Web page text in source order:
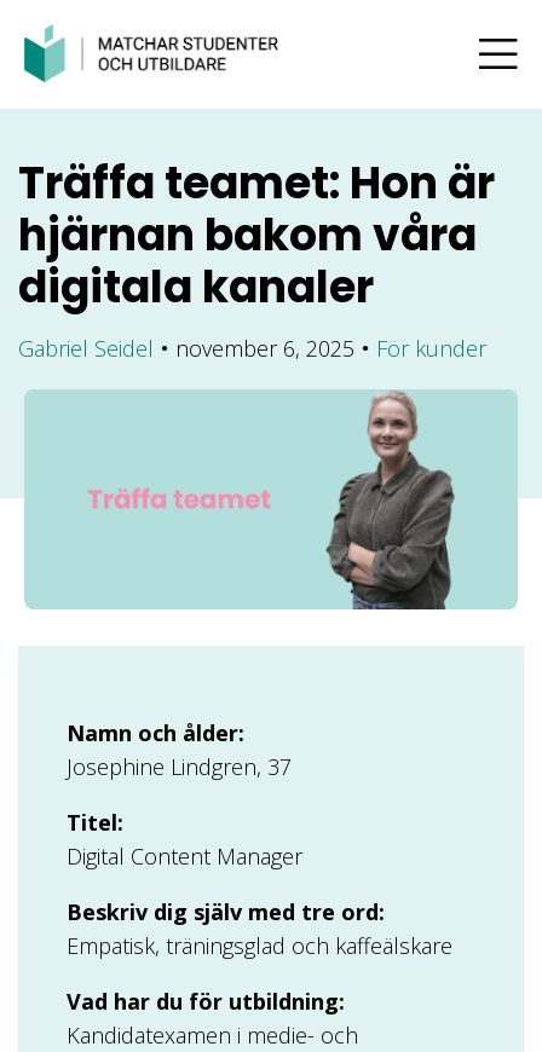
Träffa teamet: Hon är
hjärnan bakom våra
digitala kanaler
Gabriel Seidel ● november 6, 2025 ● För kunder
Namn och ålder:
Josephine Lindgren, 37
Titel:
Digital Content Manager
Beskriv dig själv med tre ord:
Empatisk, träningsglad och kaffeälskare
Vad har du för utbildning:
Kandidatexamen i medie- och